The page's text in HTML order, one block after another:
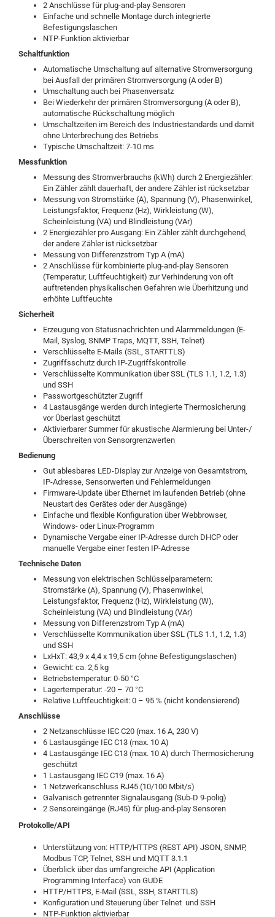
2 Anschlüsse für plug-and-play Sensoren
Einfache und schnelle Montage durch integrierte
Befestigungslaschen
NTP-Funktion aktivierbar
Schaltfunktion
Automatische Umschaltung auf alternative Stromversorgung
bei Ausfall der primären Stromversorgung (A oder B)
Umschaltung auch bei Phasenversatz
Bei Wiederkehr der primären Stromversorgung (A oder B),
automatische Rückschaltung möglich
Umschaltzeiten im Bereich des Industriestandards und damit
ohne Unterbrechung des Betriebs
Typische Umschaltzeit: 7-10 ms
Messfunktion
Messung des Stromverbrauchs (kWh) durch 2 Energiezähler:
Ein Zähler zählt dauerhaft, der andere Zähler ist rücksetzbar
Messung von Stromstärke (A), Spannung (V), Phasenwinkel,
Leistungsfaktor, Frequenz (Hz), Wirkleistung (W),
Scheinleistung (VA) und Blindleistung (VAr)
2 Energiezähler pro Ausgang: Ein Zähler zählt durchgehend,
der andere Zähler ist rücksetzbar
Messung von Differenzstrom Typ A (mA)
2 Anschlüsse für kombinierte plug-and-play Sensoren
(Temperatur, Luftfeuchtigkeit) zur Verhinderung von oft
auftretenden physikalischen Gefahren wie Überhitzung und
erhöhte Luftfeuchte
Sicherheit
Erzeugung von Statusnachrichten und Alarmmeldungen (E-
Mail, Syslog, SNMP Traps, MQTT, SSH, Telnet)
Verschlüsselte E-Mails (SSL, STARTTLS)
Zugriffsschutz durch IP-Zugriffskontrolle
Verschlüsselte Kommunikation über SSL (TLS 1.1, 1.2, 1.3)
und SSH
Passwortgeschützter Zugriff
4 Lastausgänge werden durch integierte Thermosicherung
vor Überlast geschützt
Aktivierbarer Summer für akustische Alarmierung bei Unter-/
Überschreiten von Sensorgrenzwerten
Bedienung
Gut ablesbares LED-Display zur Anzeige von Gesamtstrom,
IP-Adresse, Sensorwerten und Fehlermeldungen
Firmware-Update über Ethernet im laufenden Betrieb (ohne
Neustart des Gerätes oder der Ausgänge)
Einfache und flexible Konfiguration über Webbrowser,
Windows- oder Linux-Programm
Dynamische Vergabe einer IP-Adresse durch DHCP oder
manuelle Vergabe einer festen IP-Adresse
Technische Daten
Messung von elektrischen Schlüsselparametern:
Stromstärke (A), Spannung (V), Phasenwinkel,
Leistungsfaktor, Frequenz (Hz), Wirkleistung (W),
Scheinleistung (VA) und Blindleistung (VAr)
Messung von Differenzstrom Typ A (mA)
Verschlüsselte Kommunikation über SSL (TLS 1.1, 1.2, 1.3)
und SSH
LxHxT: 43,9 x 4,4 x 19,5 cm (ohne Befestigungslaschen)
Gewicht: ca. 2,5 kg
Betriebstemperatur: 0-50 °C
Lagertemperatur: -20 – 70 °C
Relative Luftfeuchtigkeit: 0 – 95 % (nicht kondensierend)
Anschlüsse
2 Netzanschlüsse IEC C20 (max. 16 A, 230 V)
6 Lastausgänge IEC C13 (max. 10 A)
4 Lastausgänge IEC C13 (max. 10 A) durch Thermosicherung
geschützt
1 Lastausgang IEC C19 (max. 16 A)
1 Netzwerkanschluss RJ45 (10/100 Mbit/s)
Galvanisch getrennter Signalausgang (Sub-D 9-polig)
2 Sensoreingänge (RJ45) für plug-and-play Sensoren
Protokolle/API
Unterstützung von: HTTP/HTTPS (REST API) JSON, SNMP,
Modbus TCP, Telnet, SSH und MQTT 3.1.1
Überblick über das umfangreiche API (Application
Programming Interface) von GUDE
HTTP/HTTPS, E-Mail (SSL, SSH, STARTTLS)
Konfiguration und Steuerung über Telnet und SSH
NTP-Funktion aktivierbar